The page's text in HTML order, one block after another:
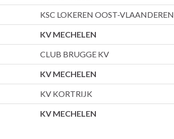
KSC LOKEREN OOST-VLAANDEREN
KV MECHELEN
CLUB BRUGGE KV
KV MECHELEN
KV KORTRIJK
KV MECHELEN